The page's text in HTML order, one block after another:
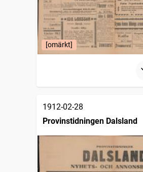
[omärkt]
1912-02-28
Provinstidningen Dalsland